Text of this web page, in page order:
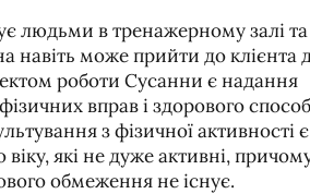
людьми в тренажерному залі
навіть може прийти до клієнта
роботи Сусанни є надання
вправ і здорового
з фізичної активності
які не дуже активні,
обмеження не існує.